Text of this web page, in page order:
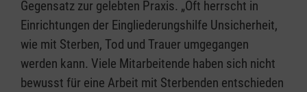
Gegensatz zur gelebten Praxis. „Oft herrscht in
Einrichtungen der Eingliederungshilfe Unsicherheit,
wie mit Sterben, Tod und Trauer umgegangen
werden kann. Viele Mitarbeitende haben sich nicht
bewusst für eine Arbeit mit Sterbenden entschieden